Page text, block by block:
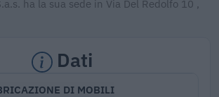
ha la sua sede in Via Del Redolfo 10 ,
Dati
DI MOBILI